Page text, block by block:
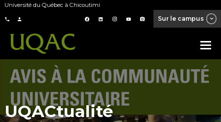
Université du Québec à Chicoutimi
Sur le campus
UQACtualité